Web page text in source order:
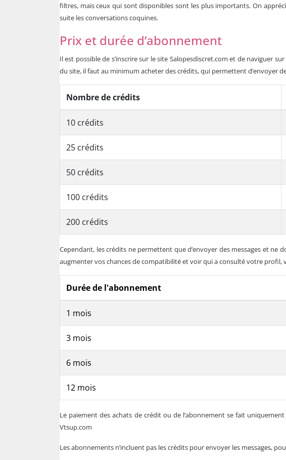
filtres, mais ceux qui sont disponibles sont les plus importants. On
suite les conversations coquines.
Prix et durée d’abonnement
Il est possible de s’inscrire sur le site Salopesdiscret.com et de naviguer
du site, il faut au minimum acheter des crédits, qui permettent d’envoyer
Nombre de crédits
10 crédits
25 crédits
50 crédits
100 crédits
200 crédits
Cependant, les crédits ne permettent que d’envoyer des messages et
augmenter vos chances de compatibilité et voir qui a consulté votre
Durée de l'abonnement
1 mois
3 mois
6 mois
12 mois
Le paiement des achats de crédit ou de l’abonnement se fait
Vtsup.com
Les abonnements n’incluent pas les crédits pour envoyer les messages,